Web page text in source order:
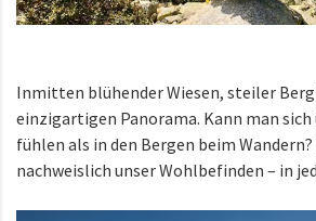
Inmitten blühender Wiesen, steiler
einzigartigen Panorama. Kann man
fühlen als in den Bergen beim
nachweislich unser Wohlbefinden – in